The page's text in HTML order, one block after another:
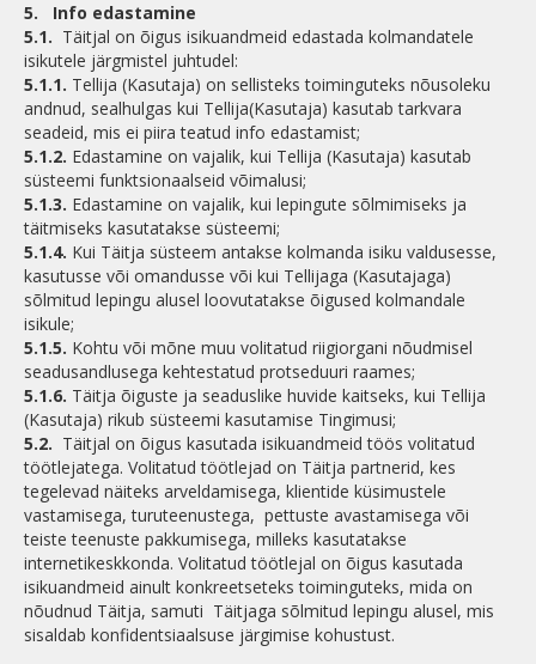
5.
Info edastamine
5.1. Täitjal on õigus isikuandmeid edastada kolmandatele
isikutele järgmistel juhtudel:
5.1.1. Tellija (Kasutaja) on sellisteks toiminguteks nõusoleku
andnud, sealhulgas kui Tellija(Kasutaja) kasutab tarkvara
seadeid, mis ei piira teatud info edastamist;
5.1.2. Edastamine on vajalik, kui Tellija (Kasutaja) kasutab
süsteemi funktsionaalseid võimalusi;
5.1.3. Edastamine on vajalik, kui lepingute sõlmimiseks ja
täitmiseks kasutatakse süsteemi;
5.1.4. Kui Täitja süsteem antakse kolmanda isiku valdusesse,
kasutusse või omandusse või kui Tellijaga (Kasutajaga)
sõlmitud lepingu alusel loovutatakse õigused kolmandale
isikule;
5.1.5. Kohtu või mõne muu volitatud riigiorgani nõudmisel
seadusandlusega kehtestatud protseduuri raames;
5.1.6. Täitja õiguste ja seaduslike huvide kaitseks, kui Tellija
(Kasutaja) rikub süsteemi kasutamise Tingimusi;
5.2. Täitjal on õigus kasutada isikuandmeid töös volitatud
töötlejatega. Volitatud töötlejad on Täitja partnerid, kes
tegelevad näiteks arveldamisega, klientide küsimustele
vastamisega, turuteenustega, pettuste avastamisega või
teiste teenuste pakkumisega, milleks kasutatakse
internetikeskkonda. Volitatud töötlejal on õigus kasutada
isikuandmeid ainult konkreetseteks toiminguteks, mida on
nõudnud Täitja, samuti Täitjaga sõlmitud lepingu alusel, mis
sisaldab konfidentsiaalsuse järgimise kohustust.